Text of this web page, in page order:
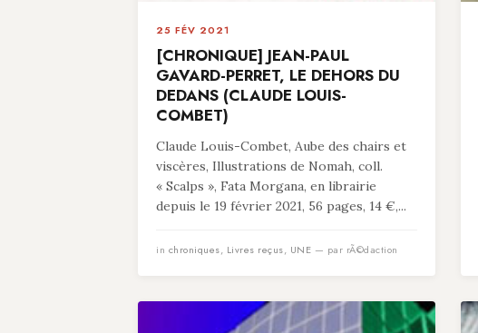
25 FÉV 2021
[CHRONIQUE] JEAN-PAUL
GAVARD-PERRET, LE DEHORS DU
DEDANS (CLAUDE LOUIS-
COMBET)
Claude Louis-Combet, Aube des chairs et
viscères, Illustrations de Nomah, coll.
« Scalps », Fata Morgana, en librairie
depuis le 19 février 2021, 56 pages, 14 €,...
in chroniques, Livres reçus, UNE — par rÃ©daction